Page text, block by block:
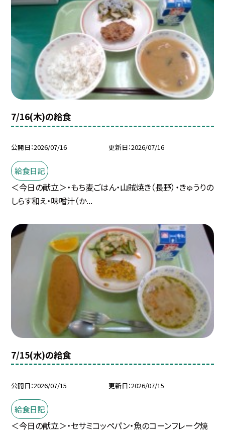
7/16(木)の給食
公開日 2026/07/16 更新日 2026/07/16
給食日記
＜今日の献立＞・もち麦ごはん・山賊焼き（長野）・きゅうりの
しらす和え・味噌汁（か...
7/15(水)の給食
公開日 2026/07/15 更新日 2026/07/15
給食日記
＜今日の献立＞・セサミコッペパン・魚のコーンフレーク焼